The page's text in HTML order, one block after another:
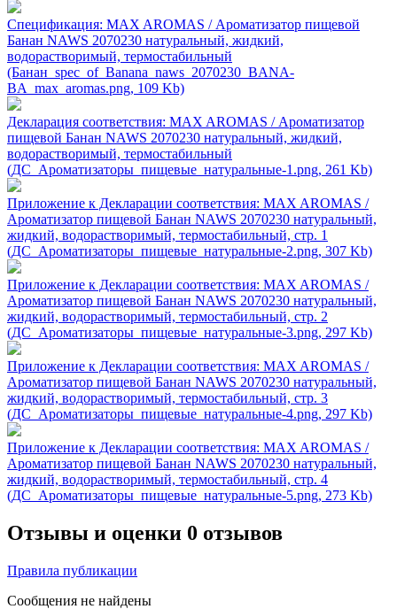
Спецификация: MAX AROMAS / Ароматизатор пищевой
Банан NAWS 2070230 натуральный, жидкий,
водорастворимый, термостабильный
(Банан_spec_of_Banana_naws_2070230_BANA-
BA_max_aromas.png, 109 Kb)
Декларация соответствия: MAX AROMAS / Ароматизатор
пищевой Банан NAWS 2070230 натуральный, жидкий,
водорастворимый, термостабильный
(ДС_Ароматизаторы_пищевые_натуральные-1.png, 261 Kb)
Приложение к Декларации соответствия: MAX AROMAS /
Ароматизатор пищевой Банан NAWS 2070230 натуральный,
жидкий, водорастворимый, термостабильный, стр. 1
(ДС_Ароматизаторы_пищевые_натуральные-2.png, 307 Kb)
Приложение к Декларации соответствия: MAX AROMAS /
Ароматизатор пищевой Банан NAWS 2070230 натуральный,
жидкий, водорастворимый, термостабильный, стр. 2
(ДС_Ароматизаторы_пищевые_натуральные-3.png, 297 Kb)
Приложение к Декларации соответствия: MAX AROMAS /
Ароматизатор пищевой Банан NAWS 2070230 натуральный,
жидкий, водорастворимый, термостабильный, стр. 3
(ДС_Ароматизаторы_пищевые_натуральные-4.png, 297 Kb)
Приложение к Декларации соответствия: MAX AROMAS /
Ароматизатор пищевой Банан NAWS 2070230 натуральный,
жидкий, водорастворимый, термостабильный, стр. 4
(ДС_Ароматизаторы_пищевые_натуральные-5.png, 273 Kb)
Отзывы и оценки 0 отзывов
Правила публикации
Сообщения не найдены